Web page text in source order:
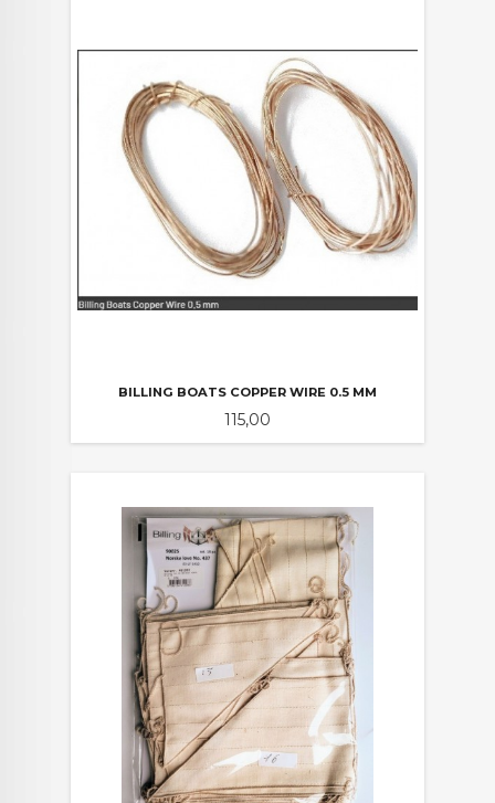
BILLING BOATS COPPER WIRE 0.5 MM
Pris
115,00